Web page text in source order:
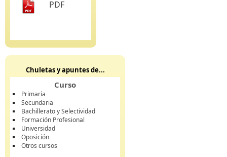
PDF
Chuletas y apuntes de...
Curso
Primaria
Secundaria
Bachillerato y Selectividad
Formación Profesional
Universidad
Oposición
Otros cursos